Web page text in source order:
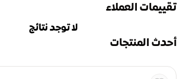
تقييمات العملاء
لا توجد نتائج
أحدث المنتجات